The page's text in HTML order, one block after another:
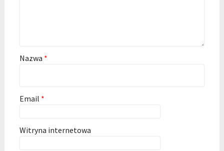
Nazwa *
Email *
Witryna internetowa